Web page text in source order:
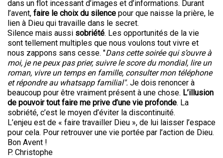
dans un flot incessant d’images et d’informations. Durant
l’avent, faire le choix du silence pour que naisse la prière, le
lien à Dieu qui travaille dans le secret.
Silence mais aussi sobriété. Les opportunités de la vie
sont tellement multiples que nous voulons tout vivre et
nous zappons sans cesse. "Dans cette soirée qui s’ouvre à
moi, je ne peux pas prier, suivre le score du mondial, lire un
roman, vivre un temps en famille, consulter mon téléphone
et répondre au whatsapp familial". Je dois renoncer à
beaucoup pour être vraiment présent à une chose. L’illusion
de pouvoir tout faire me prive d’une vie profonde. La
sobriété, c’est le moyen d’éviter la discontinuité.
L’enjeu est de « faire travailler Dieu », de lui laisser l’espace
pour cela. Pour retrouver une vie portée par l’action de Dieu.
Bon Avent !
P. Christophe